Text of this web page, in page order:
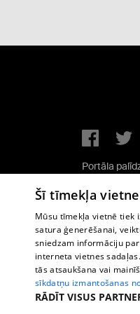
Portāla
Copyright ©
Šī tīmekļa
Mūsu tīmekļa vietnē tiek
satura ģenerēšanai,
sniedzam informāciju
interneta vietnes
tās atsaukšana vai
sīkdatņu izmantošanas
RĀDĪT VISUS